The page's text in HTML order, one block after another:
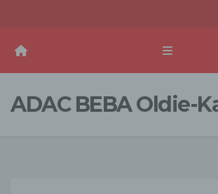
ADAC BEBA Oldie-